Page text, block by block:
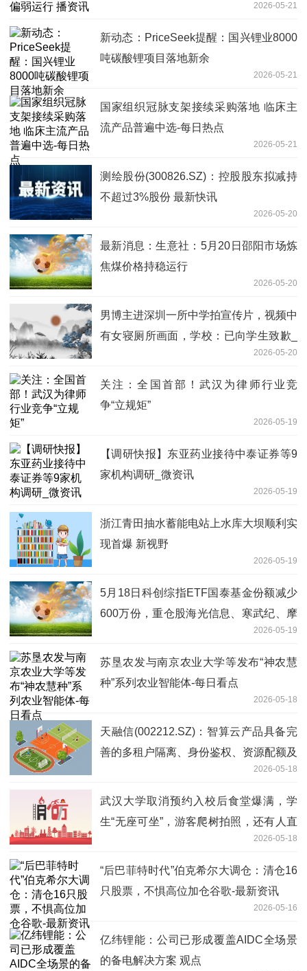
2026-05-21
新动态：PriceSeek提醒：国兴锂业8000
吨碳酸锂项目落地新余
2026-05-21
国家组织冠脉支架接续采购落地 临床主
流产品普遍中选-每日热点
2026-05-21
测绘股份(300826.SZ)：控股股东拟减持
不超过3%股份 最新快讯
2026-05-20
最新消息：生意社：5月20日邵阳市场炼
焦煤价格持稳运行
2026-05-20
男博主进深圳一所中学拍宣传片，视频中
有女寝厕所画面，学校：已向学生致歉_
2026-05-20
关注：全国首部！武汉为律师行业竞
争“立规矩”
2026-05-19
【调研快报】东亚药业接待中泰证券等9
家机构调研_微资讯
2026-05-19
浙江青田抽水蓄能电站上水库大坝顺利实
现首爆 新视野
2026-05-19
5月18日科创综指ETF国泰基金份额减少
600万份，重仓股海光信息、寒武纪、摩
2026-05-19
苏垦农发与南京农业大学等发布“神农慧
种”系列农业智能体-每日看点
2026-05-18
天融信(002212.SZ)：智算云产品具备完
善的多租户隔离、身份鉴权、资源配额及
2026-05-18
武汉大学取消预约入校后食堂爆满，学
生“无座可坐”，游客爬树拍照，还有人直
播学生上体育课？校方回应：将劝阻，学
生可建言反馈
2026-05-18
“后巴菲特时代”伯克希尔大调仓：清仓16
只股票，不惧高位加仓谷歌-最新资讯
2026-05-16
亿纬锂能：公司已形成覆盖AIDC全场景
的备电解决方案 观点